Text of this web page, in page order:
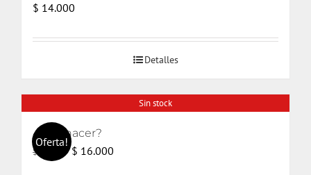
$ 14.000
Detalles
Sin stock
Oferta!
¿Qué hacer?
$
El
$ 16.000